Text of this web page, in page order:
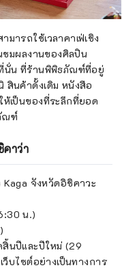
ารถใช้เวลาคาเฟ่เชิง
มผลงานของศิลปิน
นั่น ที่ร้านพิพิธภัณฑ์ที่อยู่
นค้าดั้งเดิม หนังสือ
เป็นของที่ระลึกที่ยอด
ณฑ์
าว่า
Kaga จังหวัดอิชิคาวะ
น.)
นปีและปีใหม่ (29
เว็บไซต์อย่างเป็นทางการ